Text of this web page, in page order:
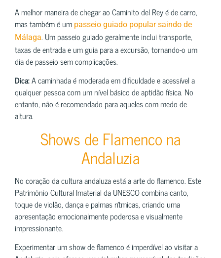
A melhor maneira de chegar ao Caminito del Rey é de carro,
mas também é um passeio guiado popular saindo de
Málaga. Um passeio guiado geralmente inclui transporte,
taxas de entrada e um guia para a excursão, tornando-o um
dia de passeio sem complicações.
Dica:A caminhada é moderada em dificuldade e acessível a
qualquer pessoa com um nível básico de aptidão física. No
entanto, não é recomendado para aqueles com medo de
altura.
Shows de Flamenco na
Andaluzia
No coração da cultura andaluza está a arte do flamenco. Este
Patrimônio Cultural Imaterial da UNESCO combina canto,
toque de violão, dança e palmas rítmicas, criando uma
apresentação emocionalmente poderosa e visualmente
impressionante.
Experimentar um show de flamenco é imperdível ao visitar a